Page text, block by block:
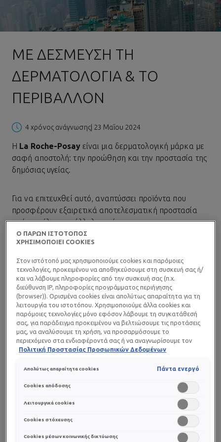
ΜΕ ΔΈΣΜΕΥΣΗ ΤΗ
ΔΕΡΜΑΤΟΛΟΓΊΑ & ΤΟ
ΠΕΡΙΒΆΛΛΟΝ
4 χρόνος ανάγνωσης| 23 Μαΐου 2024
Η La Roche-Posayείναι μια δερματολογική μάρκα με
σαφή αποστολή: την προώθηση και την προστασία της
δημόσιας υγείας.
Για να επιτευχθεί αυτό, αναπτύσσει προϊόντα που
προσφέρουν εξαιρετικά αποτελεσματική προστασία
από τον ήλιο, κατάλληλη ακόμα και για το πιο
ευαίσθητο και δυσανεκτικό δέρμα.
Όμως, η La Roche-Posay έχει και μια δεύτερη, εξίσου
σημαντική αποστολή: την περιβαλλοντική
υπευθυνότητα.
Η μάρκα λαμβάνει υπόψη τις επιπτώσεις στο
περιβάλλον σε κάθε στάδιο ανάπτυξης των προϊόντων
της, εξετάζοντας σχολαστικά τις πιθανές επιπτώσεις
κάθε συστατικού.
Posay δρα με γνώμονα φιλόδοξους μακροπρόθεσμους
περιβαλλοντικούς και κοινωνικούς στόχους στο πλαίσιο
Ο ΠΑΡΩΝ ΙΣΤΟΤΟΠΟΣ
ΧΡΗΣΙΜΟΠΟΙΕΙ COOKIES
Στον ιστότοπό μας χρησιμοποιούμε cookies και παρόμοιες
τεχνολογίες, προκειμένου να αποθηκεύσουμε στη συσκευή σας ή/
και να λάβουμε πληροφορίες από την συσκευή σας (π.χ.
διεύθυνση IP, πληροφορίες προγράμματος περιήγησης
(browser)). Ορισμένα cookies είναι απολύτως απαραίτητα για τη
λειτουργία του ιστοτόπου. Χρησιμοποιούμε άλλα cookies και
παρόμοιες τεχνολογίες μόνο εφόσον λάβουμε τη συγκατάθεσή
σας, για παράδειγμα προκειμένου να βελτιώσουμε τις προτάσεις
μας, να αναλύσουμε τη χρήση, να προσαρμόσουμε το
περιεχόμενο στα ενδιαφέροντά σας ή να αναγνωρίσουμε τον
browser/ τη συσκευή σας για τη δημιουργία προφίλ με τα
περιεχόμενο σε άλλες διαδικτυακές προτάσεις. Μπορείτε να
όλων»), να τα απορρίψετε («Απόρριψη όλων») ή να ρυθμίσετε και
να αποθηκεύσετε τις επιλογές σας («Αποθήκευση επιλογών»).
Μπορείτε επίσης, ανά πάσα στιγμή, να ελέγξετε και να ρυθμίσετε
εκ νέου τις επιλογές σας (επιλέγοντας το link «Ρυθμίσεις για τα
cookies»). Περισσότερες πληροφορίες μπορείτε να βρείτε στην
Πολιτική Προστασίας Προσωπικών Δεδομένων
Απολύτως απαραίτητα cookies Πάντα ενεργό
Cookies απόδοσης
Λειτουργικά cookies
Cookies στόχευσης
Cookies μέσων κοινωνικής δικτύωσης